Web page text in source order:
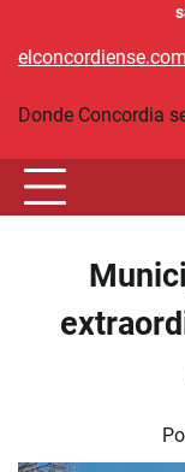
content
elconcordiense.com
Donde Concordia